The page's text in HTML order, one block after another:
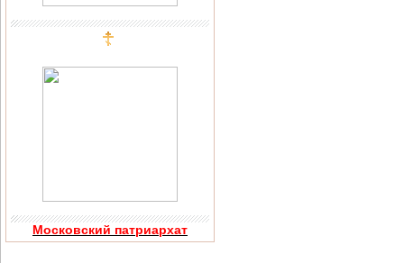
Московский патриархат